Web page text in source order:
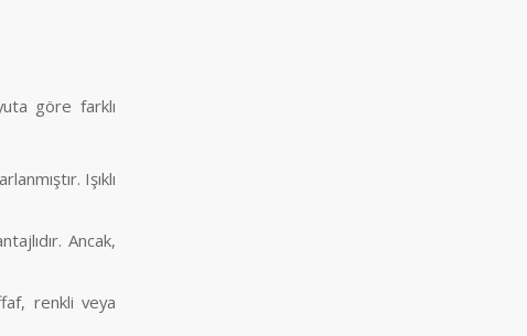
göre farklı
Işıklı
Ancak,
renkli veya